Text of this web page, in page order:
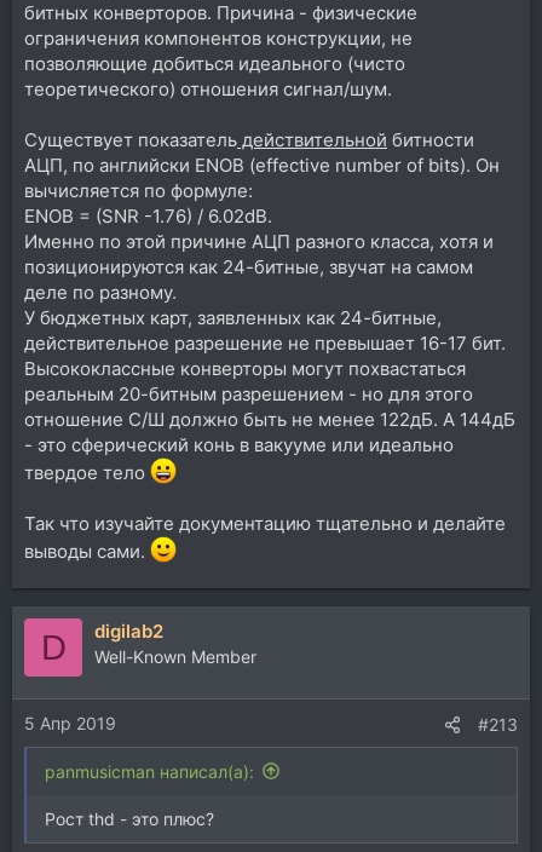
битных конверторов. Причина - физические
ограничения компонентов конструкции, не
позволяющие добиться идеального (чисто
теоретического) отношения cигнал/шум.
Существует показатель действительной битности
АЦП, по английски ENOB (effective number of bits). Он
вычисляется по формуле:
ENOB = (SNR -1.76) / 6.02dB.
Именно по этой причине АЦП разного класса, хотя и
позиционируются как 24-битные, звучат на самом
деле по разному.
У бюджетных карт, заявленных как 24-битные,
действительное разрешение не превышает 16-17 бит.
Высококлассные конверторы могут похвастаться
реальным 20-битным разрешением - но для этого
отношение С/Ш должно быть не менее 122дБ. А 144дБ
- это сферический конь в вакууме или идеально
твердое тело
Так что изучайте документацию тщательно и делайте
выводы сами.
D digilab2
Well-Known Member
5 Апр 2019 #213
panmusicman написал(а):
Рост thd - это плюс?